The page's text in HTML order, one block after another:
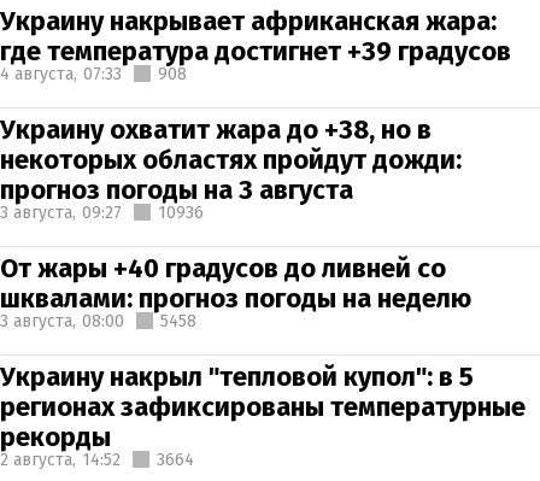
Украину накрывает африканская жара:
где температура достигнет +39 градусов
4 августа, 07:33 908
Украину охватит жара до +38, но в
некоторых областях пройдут дожди:
прогноз погоды на 3 августа
3 августа, 09:27 10936
От жары +40 градусов до ливней со
шквалами: прогноз погоды на неделю
3 августа, 08:00 5458
Украину накрыл "тепловой купол": в 5
регионах зафиксированы температурные
рекорды
2 августа, 14:52 3664